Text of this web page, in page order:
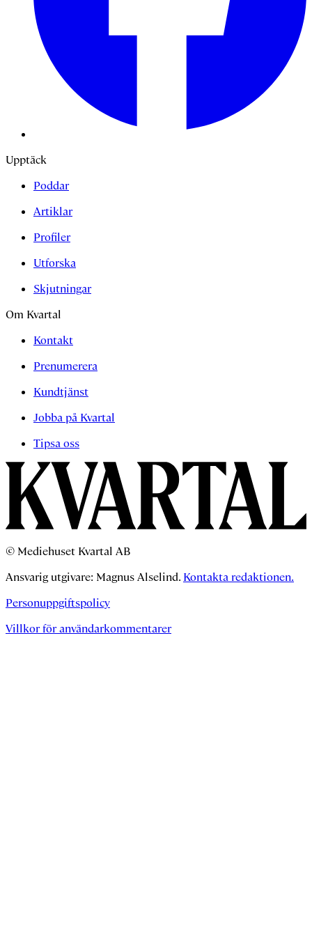
Upptäck
Poddar
Artiklar
Profiler
Utforska
Skjutningar
Om Kvartal
Kontakt
Prenumerera
Kundtjänst
Jobba på Kvartal
Tipsa oss
© Mediehuset Kvartal AB
Ansvarig utgivare: Magnus Alselind. Kontakta redaktionen.
Personuppgiftspolicy
Villkor för användarkommentarer